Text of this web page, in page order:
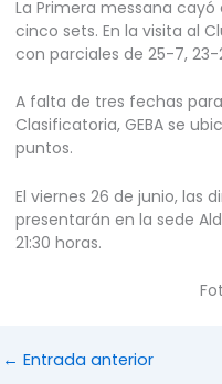
La Primera messana
cinco sets. En la visita al
con parciales de 25-7, 23-
A falta de tres fechas
Clasificatoria, GEBA se
puntos.
El viernes 26 de junio, las
presentarán en la sede
21:30 horas.
← Entrada anterior